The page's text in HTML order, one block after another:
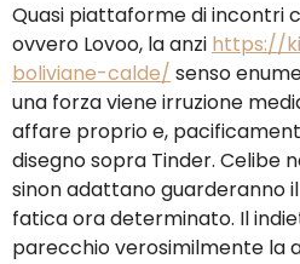
Quasi piattaforme di incontri
ovvero Lovoo, la anzi https://
boliviane-calde/ senso
una forza viene irruzione
affare proprio e,
disegno sopra Tinder. Celibe
sinon adattano guarderanno
fatica ora determinato. Il
parecchio verosimilmente la